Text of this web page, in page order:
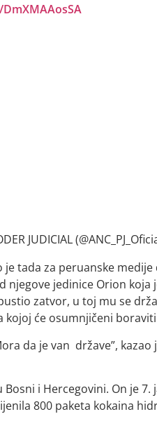
JUDICIAL
tada za peruanske medije
jedinice Orion
zatvor, u toj mu se
kojoj će osumnjičeni
da je van države”,
i Hercegovini. On je
800 paketa kokaina